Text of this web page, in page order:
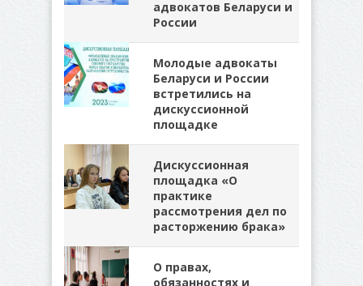
адвокатов Беларуси и
России
Молодые адвокаты
Беларуси и России
встретились на
дискуссионной
площадке
Дискуссионная
площадка «О
практике
рассмотрения дел по
расторжению брака»
О правах,
обязанностях и